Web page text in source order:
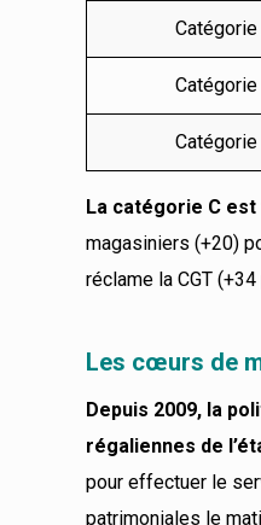
Catégorie
Catégorie
Catégorie
La catégorie C
magasiniers (+20)
réclame la CGT
Les cœurs de
Depuis 2009, la
régaliennes de
pour effectuer le
patrimoniales le